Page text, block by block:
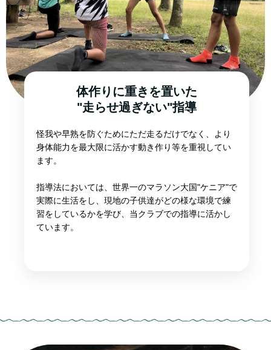
体作りに重きを置いた
"走らせ過ぎない"指導
怪我や早熟を防ぐためにただ走るだけでなく、より
身体能力を最大限に活かす動き作り等を重視してい
ます。
指導法においては、世界一のマラソン大国"ケニア"で
実際に生活をし、現地の子供達がどの様な環境で練
習をしているかを学び、当クラブでの指導に活かし
ています。